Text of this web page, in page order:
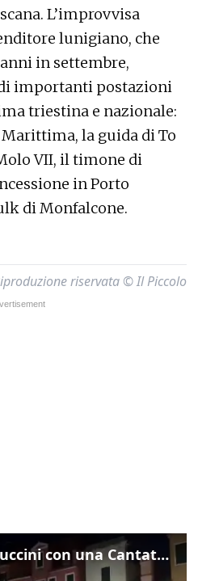
L’improvvisa
lunigiano, che
in settembre,
importanti postazioni
triestina e nazionale:
la guida di To
VII, il timone di
in Porto
di Monfalcone.
riservata © Il Piccolo
Venezia omaggia Guccini con una Cantata Anarchica in campo Santa Margherita